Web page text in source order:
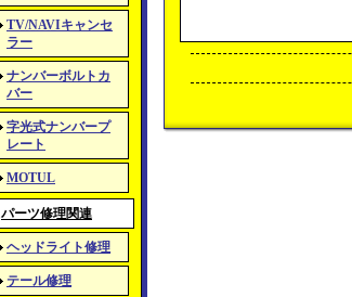
TV/NAVIキャンセ
ラー
ナンバーボルトカ
バー
字光式ナンバープ
レート
MOTUL
パーツ修理関連
ヘッドライト修理
テール修理